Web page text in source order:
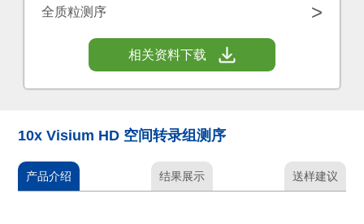
全质粒测序 >
相关资料下载
10x Visium HD 空间转录组测序
产品介绍 结果展示 送样建议